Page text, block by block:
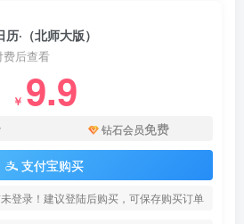
·（北师大版）
费后查看
￥ 9.9
钻石会员免费
支付宝购买
登录！建议登陆后购买，可保存购买订单